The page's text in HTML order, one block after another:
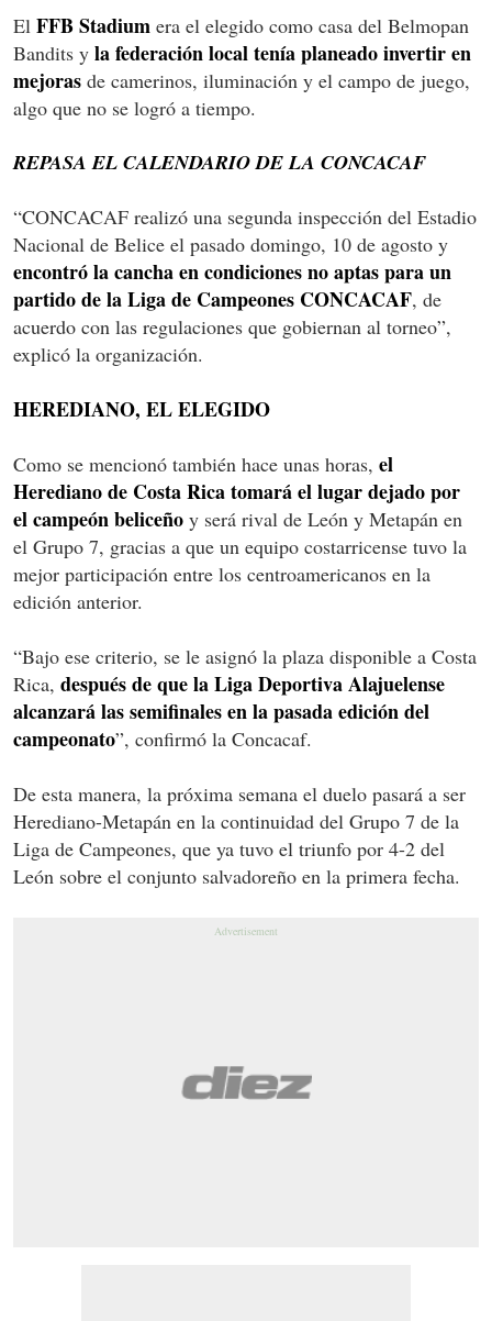
El FFB Stadium era el elegido como casa del Belmopan
Bandits y la federación local tenía planeado invertir en
mejoras de camerinos, iluminación y el campo de juego,
algo que no se logró a tiempo.
REPASA EL CALENDARIO DE LA CONCACAF
“CONCACAF realizó una segunda inspección del Estadio
Nacional de Belice el pasado domingo, 10 de agosto y
encontró la cancha en condiciones no aptas para un
partido de la Liga de Campeones CONCACAF, de
acuerdo con las regulaciones que gobiernan al torneo”,
explicó la organización.
HEREDIANO, EL ELEGIDO
Como se mencionó también hace unas horas, el
Herediano de Costa Rica tomará el lugar dejado por
el campeón beliceño y será rival de León y Metapán en
el Grupo 7, gracias a que un equipo costarricense tuvo la
mejor participación entre los centroamericanos en la
edición anterior.
“Bajo ese criterio, se le asignó la plaza disponible a Costa
Rica, después de que la Liga Deportiva Alajuelense
alcanzará las semifinales en la pasada edición del
campeonato”, confirmó la Concacaf.
De esta manera, la próxima semana el duelo pasará a ser
Herediano-Metapán en la continuidad del Grupo 7 de la
Liga de Campeones, que ya tuvo el triunfo por 4-2 del
León sobre el conjunto salvadoreño en la primera fecha.